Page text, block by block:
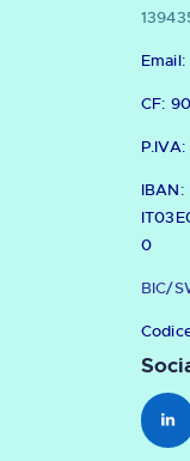
Email:
CF:
IBAN:
0
BIC/